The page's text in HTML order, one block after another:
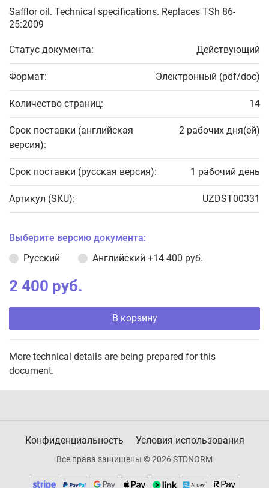
Safflor oil. Technical specifications. Replaces TSh 86-
25:2009
Статус документа: Действующий
Формат: Электронный (pdf/doc)
Количество страниц: 14
Срок поставки (английская
версия):
2 рабочих дня(ей)
Срок поставки (русская версия): 1 рабочий день
Артикул (SKU): UZDST00331
Выберите версию документа:
Русский
Английский +14 400 руб.
2 400 руб.
В корзину
More technical details are being prepared for this
document.
Конфиденциальность Условия использования
Все права защищены © 2026 STDNORM